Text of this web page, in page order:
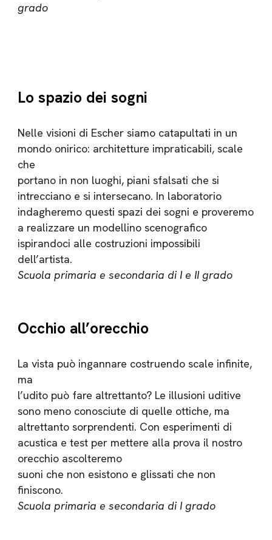
grado
Lo spazio dei sogni
Nelle visioni di Escher siamo catapultati in un
mondo onirico: architetture impraticabili, scale
che
portano in non luoghi, piani sfalsati che si
intrecciano e si intersecano. In laboratorio
indagheremo questi spazi dei sogni e proveremo
a realizzare un modellino scenografico
ispirandoci alle costruzioni impossibili
dell’artista.
Scuola primaria e secondaria di I e II grado
Occhio all’orecchio
La vista può ingannare costruendo scale infinite,
ma
l’udito può fare altrettanto? Le illusioni uditive
sono meno conosciute di quelle ottiche, ma
altrettanto sorprendenti. Con esperimenti di
acustica e test per mettere alla prova il nostro
orecchio ascolteremo
suoni che non esistono e glissati che non
finiscono.
Scuola primaria e secondaria di I grado